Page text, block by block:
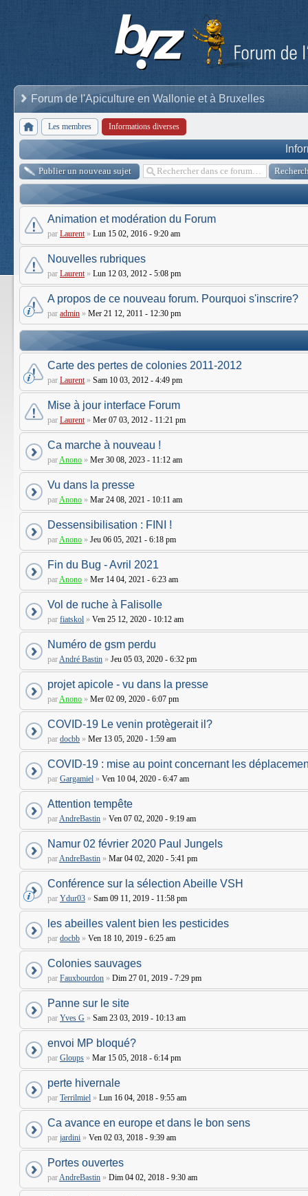
Forum de l'Apiculture en Wallonie et à Bruxelles
Les membres Informations diverses
Publier un nouveau sujet
Animation et modération du Forum
par Laurent » Lun 15 02, 2016 - 9:20 am
Nouvelles rubriques
par Laurent » Lun 12 03, 2012 - 5:08 pm
A propos de ce nouveau forum. Pourquoi s'inscrire?
par admin » Mer 21 12, 2011 - 12:30 pm
Carte des pertes de colonies 2011-2012
par Laurent » Sam 10 03, 2012 - 4:49 pm
Mise à jour interface Forum
par Laurent » Mer 07 03, 2012 - 11:21 pm
Ca marche à nouveau !
parAnono » Mer 30 08, 2023 - 11:12 am
Vu dans la presse
parAnono » Mar 24 08, 2021 - 10:11 am
Dessensibilisation : FINI !
parAnono » Jeu 06 05, 2021 - 6:18 pm
Fin du Bug - Avril 2021
parAnono » Mer 14 04, 2021 - 6:23 am
Vol de ruche à Falisolle
par fiatskol » Ven 25 12, 2020 - 10:12 am
Numéro de gsm perdu
parAndré Bastin » Jeu 05 03, 2020 - 6:32 pm
projet apicole - vu dans la presse
parAnono » Mer 02 09, 2020 - 6:07 pm
COVID-19 Le venin protègerait il?
par docbb » Mer 13 05, 2020 - 1:59 am
COVID-19 : mise au point concernant les
par Gargamiel » Ven 10 04, 2020 - 6:47 am
Attention tempête
parAndreBastin » Ven 07 02, 2020 - 9:19 am
Namur 02 février 2020 Paul Jungels
parAndreBastin » Mar 04 02, 2020 - 5:41 pm
Conférence sur la sélection Abeille VSH
par Ydur03 » Sam 09 11, 2019 - 11:58 pm
les abeilles valent bien les pesticides
par docbb » Ven 18 10, 2019 - 6:25 am
Colonies sauvages
par Fauxbourdon » Dim 27 01, 2019 - 7:29 pm
Panne sur le site
par Yves G » Sam 23 03, 2019 - 10:13 am
envoi MP bloqué?
par Gloups » Mar 15 05, 2018 - 6:14 pm
perte hivernale
par Terrilmiel » Lun 16 04, 2018 - 9:55 am
Ca avance en europe et dans le bon sens
par jardini » Ven 02 03, 2018 - 9:39 am
Portes ouvertes
parAndreBastin » Dim 04 02, 2018 - 9:30 am